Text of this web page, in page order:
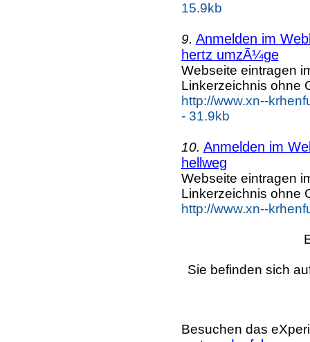
15.9kb
9. Anmelden im
hertz umzÃ¼ge
Webseite eintragen
Linkerzeichnis ohne
http://www.xn--
- 31.9kb
10. Anmelden im
hellweg
Webseite eintragen
Linkerzeichnis ohne
http://www.xn--
Sie befinden sich
Besuchen das